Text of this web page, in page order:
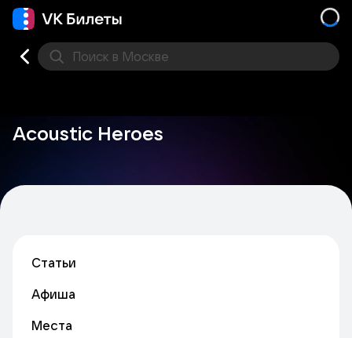
Поиск в Москве
Acoustic Heroes
Статьи
Афиша
Места